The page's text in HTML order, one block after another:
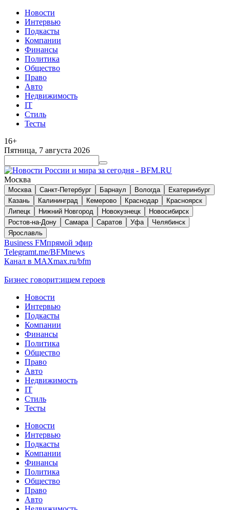
Новости
Интервью
Подкасты
Компании
Финансы
Политика
Общество
Право
Авто
Недвижимость
IT
Стиль
Тесты
16+
Пятница, 7 августа 2026
Москва
Москва Санкт-Петербург Барнаул Вологда
Екатеринбург
Казань
Калининград Кемерово Краснодар
Красноярск
Липецк
Нижний Новгород Новокузнецк
Новосибирск
Ростов-на-Дону
Самара Саратов Уфа
Челябинск
Ярославль
Business FMпрямой эфир
Telegramt.me/BFMnews
Канал в MAXmax.ru/bfm
Бизнес говорит:ищем героев
Новости
Интервью
Подкасты
Компании
Финансы
Политика
Общество
Право
Авто
Недвижимость
IT
Стиль
Тесты
Новости
Интервью
Подкасты
Компании
Финансы
Политика
Общество
Право
Авто